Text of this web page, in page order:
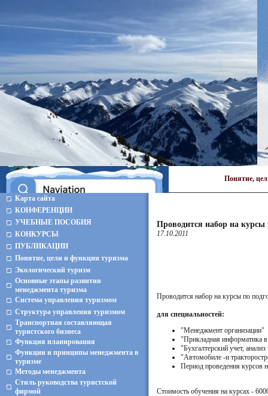
Понятие,
Карта сайта
КОНФЕРЕНЦИИ
УЧЕБНЫЕ ПОСОБИЯ
КОНКУРСЫ
ПУБЛИКАЦИИ
Понятие, цели и функции туризма
Экологический туризм
Основные этапы развития
менеджмента туризма
Система управления туризмом
Структура управления туризмом
Транспортная составляющая
туристского бизнеса
Функция планирования
Функции и принципы менеджмента в
туризме
Методы менеджмента
Стиль руководства туристской
фирмой
Проводится набор на курсы
17.10.2011
Проводится набор на курсы по
для специальностей:
"Менеджмент организации"
"Прикладная информатика
"Бухгалтерский учет, анализ
"Автомобиле -и
Период проведения курсов
Стоимость обучения на курсах -